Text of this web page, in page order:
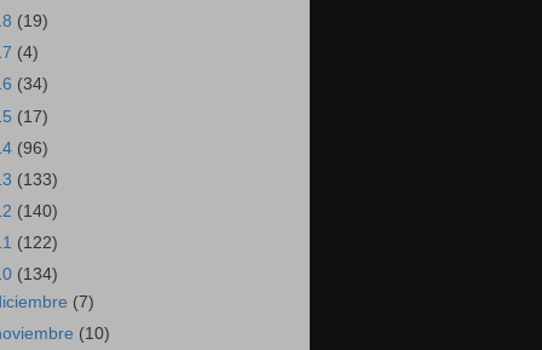
(19)
(4)
(34)
(17)
(96)
(133)
(140)
(122)
(134)
(7)
(10)